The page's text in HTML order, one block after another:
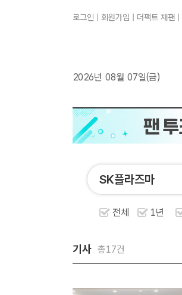
로그인 회원가입 더팩트 재팬
2026년 08월 07일(금)
전체 1년
기사 총17건